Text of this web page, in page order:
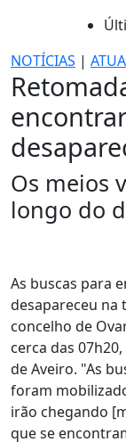
NOTÍCIAS |
Os meios
longo do
As buscas para
desapareceu na
concelho de
cerca das
de Aveiro. "As
foram
irão chegando
que se